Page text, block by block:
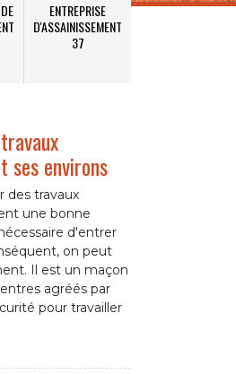
ENTREPRISE
D'ASSAINISSEMENT
37
ses environs
des travaux
une bonne
d'entrer
on peut
Il est un maçon
agréés par
pour travailler